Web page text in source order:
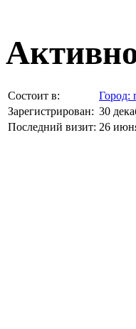
Состоит в: Город:
Зарегистрирован: 30
Последний визит: 26